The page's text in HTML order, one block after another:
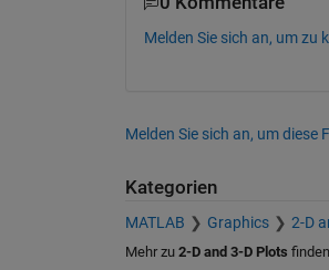
Melden Sie sich an, um zu
Melden Sie sich an, um diese
Kategorien
MATLAB Graphics 2-D
Mehr zu 2-D and 3-D Plots